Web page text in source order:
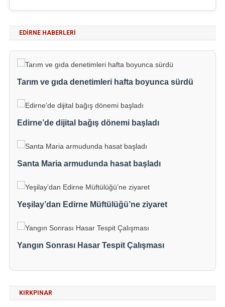
EDIRNE HABERLERI
Tarım ve gıda denetimleri hafta boyunca sürdü
Edirne’de dijital bağış dönemi başladı
Santa Maria armudunda hasat başladı
Yeşilay’dan Edirne Müftülüğü’ne ziyaret
Yangın Sonrası Hasar Tespit Çalışması
KIRKPINAR